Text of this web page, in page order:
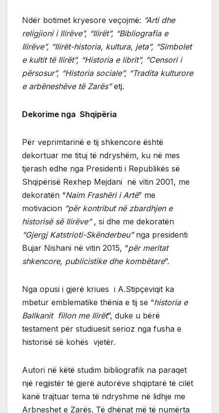
Ndër botimet kryesore veçojmë: ”Arti dhe
religjioni i Ilirëve”, “Ilirët”, “Bibliografia e
Ilirëve”, “Ilirët-historia, kultura, jeta”, “Simbolet
e kultit të Ilirët”, “Historia e librit”, “Censori i
përsosur”, “Historia sociale”, “Tradita kulturore
e arbëneshëve të Zarës”etj.
Dekorime nga Shqipëria
Për veprimtarinë e tij shkencore është
dekortuar me tituj të ndryshëm, ku në mes
tjerash edhe nga Presidenti i Republikës së
Shqipërisë Rexhep Mejdani në vitin 2001, me
dekoratën “Naim Frashëri i Artë” me
motivacion ”për kontribut në zbardhjen e
historisë së Ilirëve”, si dhe me dekoratën
“Gjergj Katstrioti-Skënderbeu”nga presidenti
Bujar Nishani në vitin 2015, “për meritat
shkencore, publicistike dhe kombëtare”.
Nga opusi i gjerë kriues i A.Stipçeviqit ka
mbetur emblematike thënia e tij se “historia e
Ballkanit fillon me Ilirët”, duke u bërë
testament për studiuesit serioz nga fusha e
historisë së kohës vjetër.
Autori në këtë studim bibliografik na paraqet
një regjistër të gjerë autorëve shqiptarë të cilët
kanë trajtuar tema të ndryshme në lidhje me
Arbneshet e Zarës. Të dhënat më të numërta